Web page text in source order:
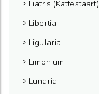
Liatris (Kattestaart)
Libertia
Ligularia
Limonium
Lunaria